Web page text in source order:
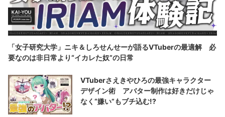
「女子研究大学」ニキ＆しろせんせーが語るVTuberの最適解 必
要なのは非日常より“イカレた奴”の日常
VTuberさえきやひろの最強キャラクター
デザイン術 アバター制作は好きだけじゃ
なく“嫌い”もブチ込む!?